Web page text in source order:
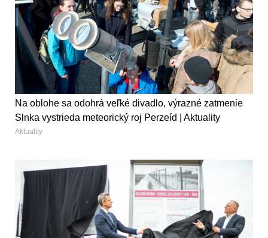
Na oblohe sa odohrá veľké divadlo, výrazné zatmenie
Slnka vystrieda meteorický roj Perzeíd | Aktuality
Aktuality